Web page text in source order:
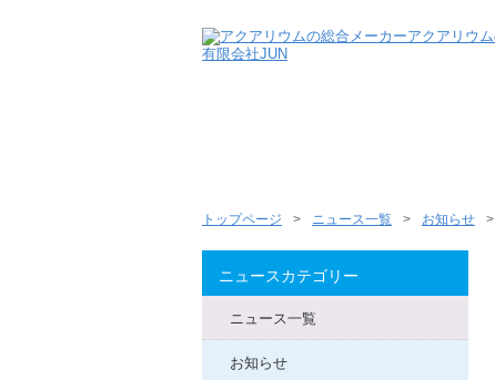
トップページ ニュース一覧 お知らせ
ニュースカテゴリー
ニュース一覧
お知らせ